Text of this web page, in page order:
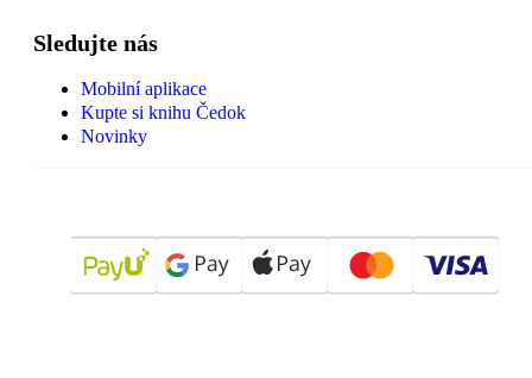
Sledujte nás
Mobilní aplikace
Kupte si knihu Čedok
Novinky